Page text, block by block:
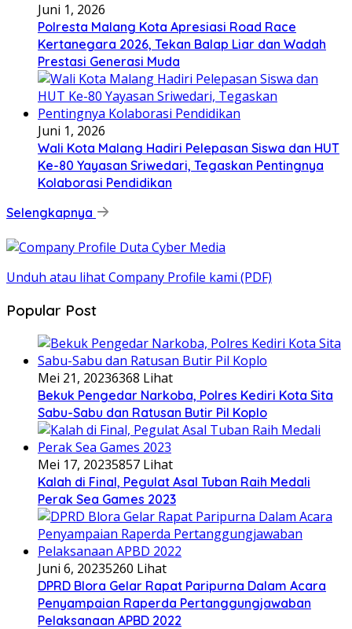
Juni 1, 2026
Polresta Malang Kota Apresiasi Road Race
Kertanegara 2026, Tekan Balap Liar dan Wadah
Prestasi Generasi Muda
Juni 1, 2026
Wali Kota Malang Hadiri Pelepasan Siswa dan HUT
Ke-80 Yayasan Sriwedari, Tegaskan Pentingnya
Kolaborasi Pendidikan
Selengkapnya
Unduh atau lihat Company Profile kami (PDF)
Popular Post
Mei 21, 20236368 Lihat
Bekuk Pengedar Narkoba, Polres Kediri Kota Sita
Sabu-Sabu dan Ratusan Butir Pil Koplo
Mei 17, 20235857 Lihat
Kalah di Final, Pegulat Asal Tuban Raih Medali
Perak Sea Games 2023
Juni 6, 20235260 Lihat
DPRD Blora Gelar Rapat Paripurna Dalam Acara
Penyampaian Raperda Pertanggungjawaban
Pelaksanaan APBD 2022